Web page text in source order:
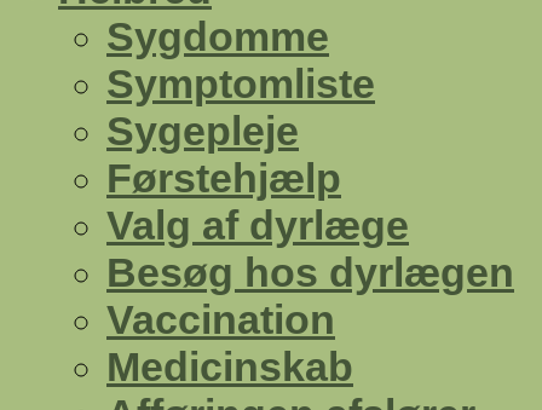
Sygdomme
Symptomliste
Sygepleje
Førstehjælp
Valg af dyrlæge
Besøg hos dyrlægen
Vaccination
Medicinskab